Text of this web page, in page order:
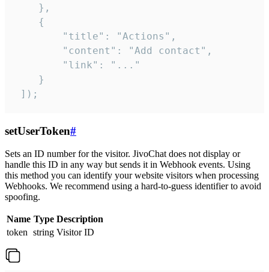
    },
    {
        "title": "Actions",
        "content": "Add contact",
        "link": "..."
    }
]);
setUserToken#
Sets an ID number for the visitor. JivoChat does not display or
handle this ID in any way but sends it in Webhook events. Using
this method you can identify your website visitors when processing
Webhooks. We recommend using a hard-to-guess identifier to avoid
spoofing.
Name Type Description
token string Visitor ID